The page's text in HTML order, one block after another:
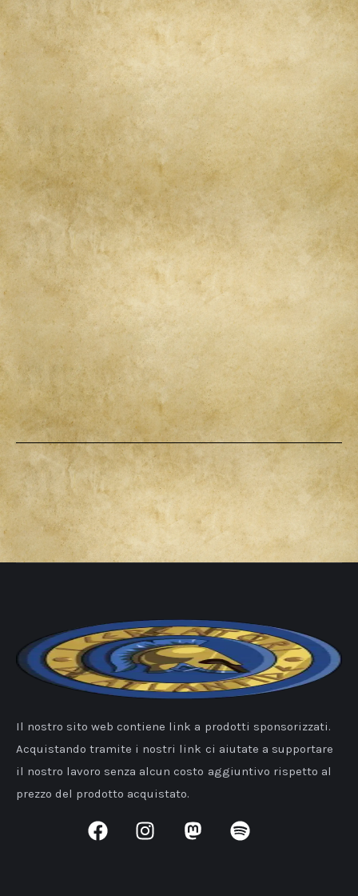
Il nostro sito web contiene link a prodotti sponsorizzati.
Acquistando tramite i nostri link ci aiutate a supportare
il nostro lavoro senza alcun costo aggiuntivo rispetto al
prezzo del prodotto acquistato.